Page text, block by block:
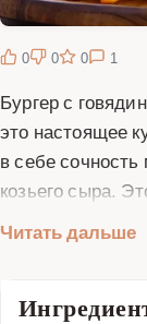
0 0 0 1
Бургер с
это настоящее
в себе
козьего сыра.
удивить своих
лучше всего
Читать дальше